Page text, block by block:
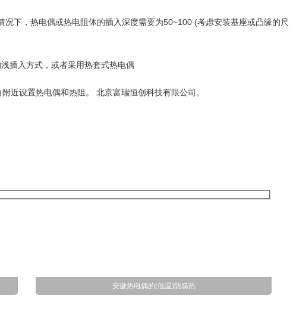
下，热电偶或热电阻体的插入深度需要为50~100 (考虑安装基座或凸缘的尺
插入方式，或者采用热套式热电偶
近设置热电偶和热阻。 北京富瑞恒创科技有限公司。
安徽热电偶的(低温)防腐热